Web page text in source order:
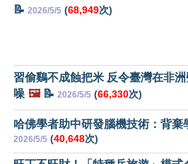
📝 2026/5/5 (68,949次)
習偷鷄不成蝕把米 反令臺灣在非
噪 🖼️📝 2026/5/5 (66,330次)
哈佛學者助中研發腦機技術：背棄
2026/5/5 (40,648次)